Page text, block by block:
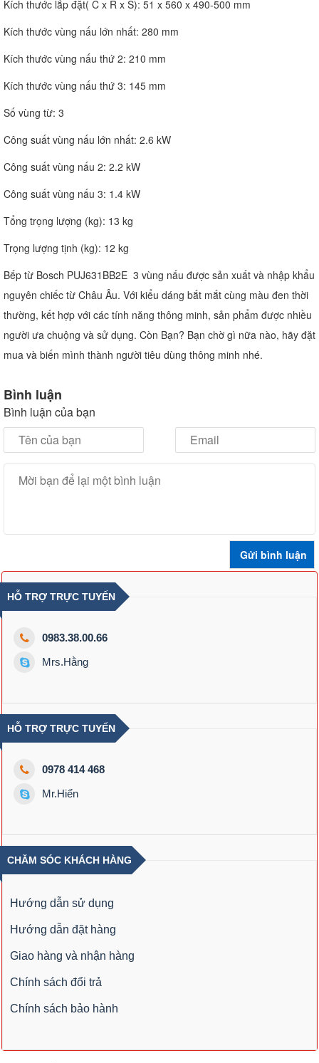
Kích thước lắp đặt( C x R x S): 51 x 560 x 490-500 mm
Kích thước vùng nấu lớn nhất: 280 mm
Kích thước vùng nấu thứ 2: 210 mm
Kích thước vùng nấu thứ 3: 145 mm
Số vùng từ: 3
Công suất vùng nấu lớn nhất: 2.6 kW
Công suất vùng nấu 2: 2.2 kW
Công suất vùng nấu 3: 1.4 kW
Tổng trọng lượng (kg): 13 kg
Trọng lượng tịnh (kg): 12 kg
Bếp từ Bosch PUJ631BB2E 3 vùng nấu được sản xuất và nhập khẩu
nguyên chiếc từ Châu Âu. Với kiểu dáng bắt mắt cùng màu đen thời
thường, kết hợp với các tính năng thông minh, sản phẩm được nhiều
người ưa chuộng và sử dụng. Còn Bạn? Bạn chờ gì nữa nào, hãy đặt
mua và biến mình thành người tiêu dùng thông minh nhé.
Bình luận
Bình luận của bạn
HỖ TRỢ TRỰC TUYẾN
0983.38.00.66
Mrs.Hằng
HỖ TRỢ TRỰC TUYẾN
0978 414 468
Mr.Hiển
CHĂM SÓC KHÁCH HÀNG
Hướng dẫn sử dụng
Hướng dẫn đặt hàng
Giao hàng và nhận hàng
Chính sách đổi trả
Chính sách bảo hành